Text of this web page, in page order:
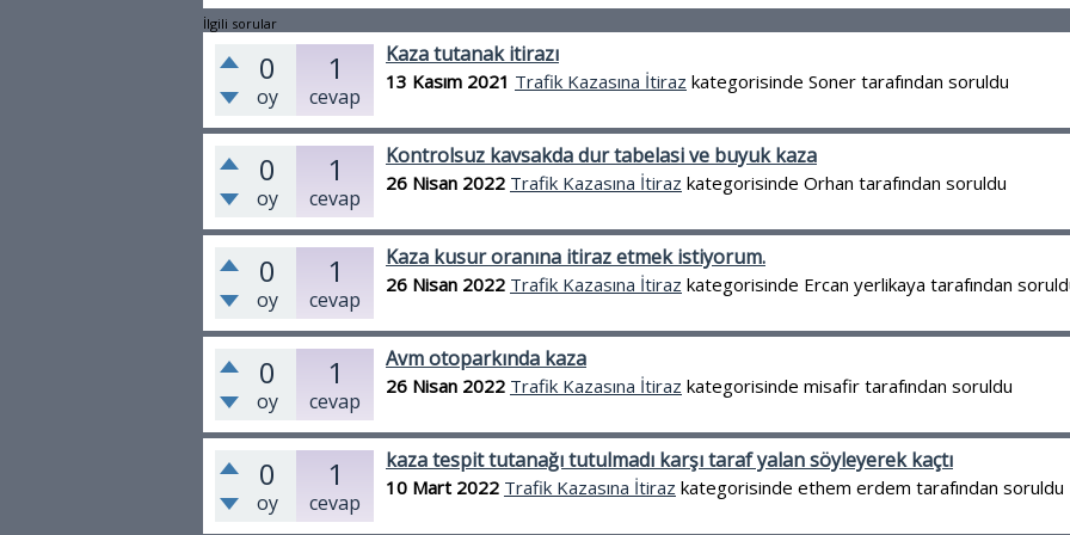
İlgili sorular
0
oy
1
cevap
Kaza tutanak itirazı
13 Kasım 2021 Trafik Kazasına İtiraz kategorisinde Soner tarafından soruldu
0
oy
1
cevap
Kontrolsuz kavsakda dur tabelasi ve buyuk kaza
26 Nisan 2022 Trafik Kazasına İtiraz kategorisinde Orhan tarafından soruldu
0
oy
1
cevap
Kaza kusur oranına itiraz etmek istiyorum.
26 Nisan 2022 Trafik Kazasına İtiraz kategorisinde Ercan yerlikaya tarafından
0
oy
1
cevap
Avm otoparkında kaza
26 Nisan 2022 Trafik Kazasına İtiraz kategorisinde misafir tarafından soruldu
0
oy
1
cevap
kaza tespit tutanağı tutulmadı karşı taraf yalan söyleyerek kaçtı
10 Mart 2022 Trafik Kazasına İtiraz kategorisinde ethem erdem tarafından soruldu